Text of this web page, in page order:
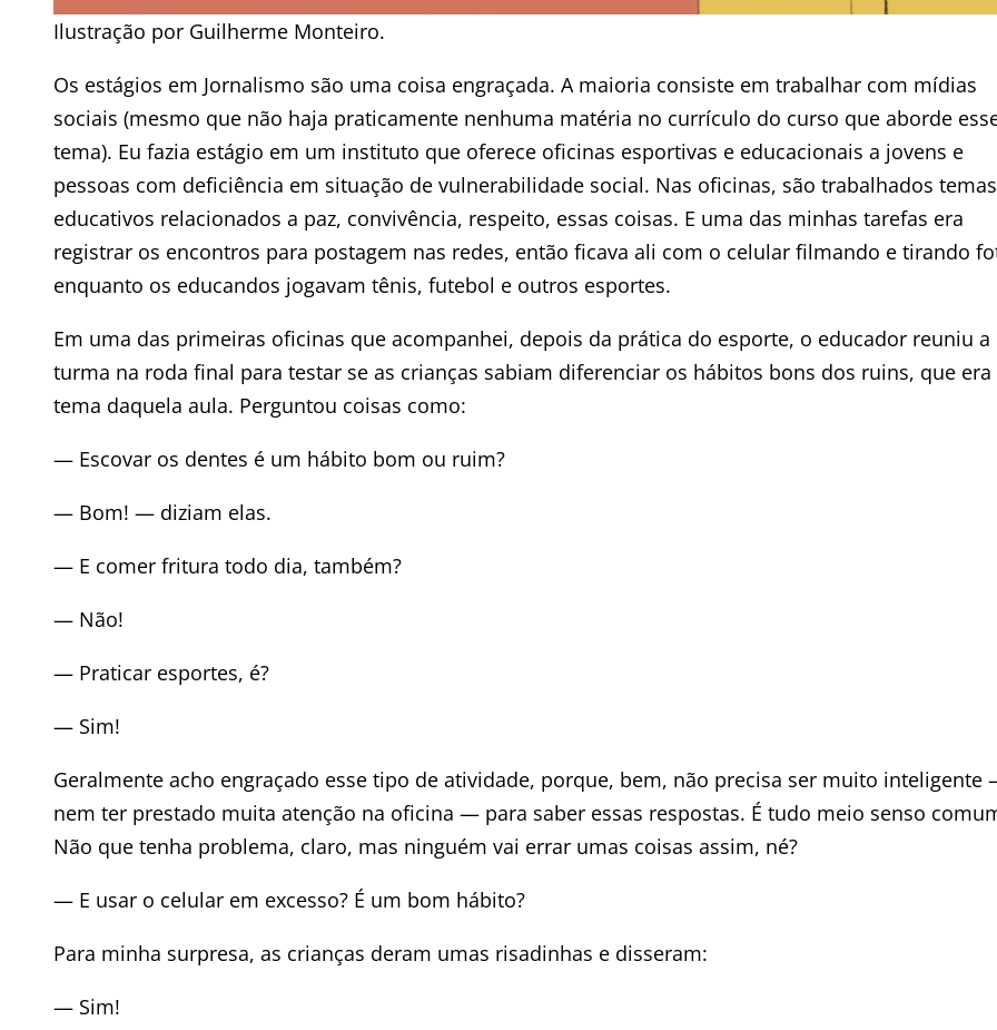
Ilustração por Guilherme Monteiro.
Os estágios em Jornalismo são uma coisa engraçada. A maioria consiste em trabalhar com mídias
sociais (mesmo que não haja praticamente nenhuma matéria no currículo do curso que aborde
tema). Eu fazia estágio em um instituto que oferece oficinas esportivas e educacionais a jovens e
pessoas com deficiência em situação de vulnerabilidade social. Nas oficinas, são trabalhados temas
educativos relacionados a paz, convivência, respeito, essas coisas. E uma das minhas tarefas era
registrar os encontros para postagem nas redes, então ficava ali com o celular filmando e tirando
enquanto os educandos jogavam tênis, futebol e outros esportes.
Em uma das primeiras oficinas que acompanhei, depois da prática do esporte, o educador reuniu a
turma na roda final para testar se as crianças sabiam diferenciar os hábitos bons dos ruins, que era
tema daquela aula. Perguntou coisas como:
— Escovar os dentes é um hábito bom ou ruim?
— Bom! — diziam elas.
— E comer fritura todo dia, também?
— Não!
— Praticar esportes, é?
— Sim!
Geralmente acho engraçado esse tipo de atividade, porque, bem, não precisa ser muito inteligente
nem ter prestado muita atenção na oficina — para saber essas respostas. É tudo meio senso
Não que tenha problema, claro, mas ninguém vai errar umas coisas assim, né?
— E usar o celular em excesso? É um bom hábito?
Para minha surpresa, as crianças deram umas risadinhas e disseram:
— Sim!